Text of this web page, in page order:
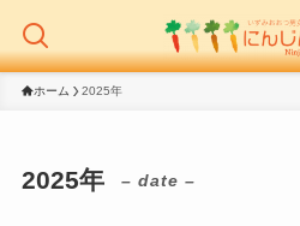
ホーム 2025年
2025年 – date –